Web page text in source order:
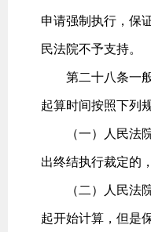
申请强制执行，保
民法院不予支持。
第二十八条一般
起算时间按照下列
（一）人民法院
出终结执行裁定的
（二）人民法院
起开始计算，但是